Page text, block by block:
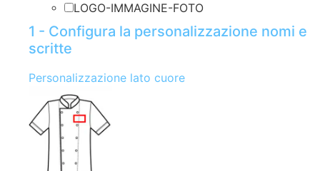
LOGO-IMMAGINE-FOTO
1 - Configura la personalizzazione nomi e
scritte
Personalizzazione lato cuore